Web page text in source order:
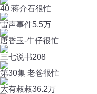
40 蒋介石很忙
雷声事件5.5万
唐香玉-牛仔很忙
三七说书208
第30集 老爸很忙
大有叔叔36.2万